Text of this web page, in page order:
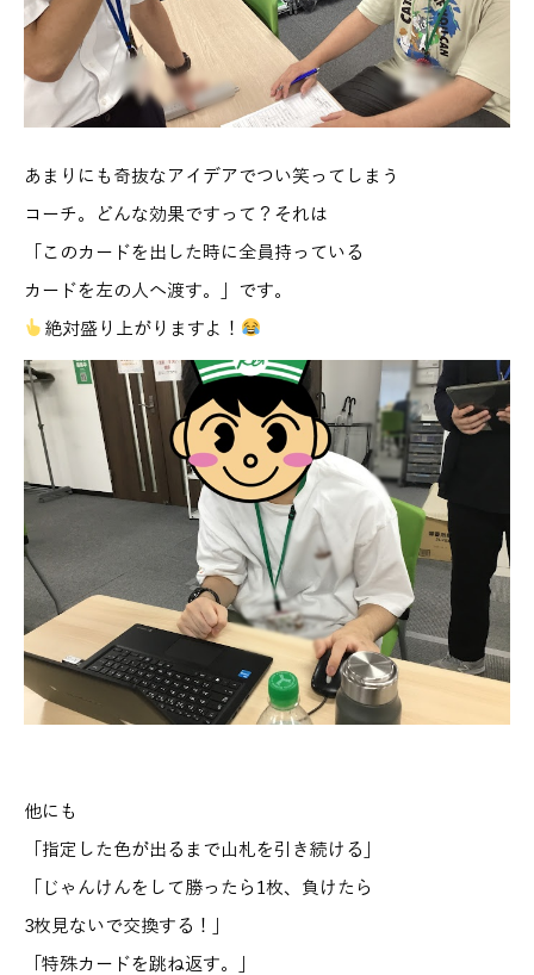
あまりにも奇抜なアイデアでつい笑ってしまう
コーチ。どんな効果ですって？それは
「このカードを出した時に全員持っている
カードを左の人へ渡す。」です。
絶対盛り上がりますよ！
他にも
「指定した色が出るまで山札を引き続ける」
「じゃんけんをして勝ったら1枚、負けたら
3枚見ないで交換する！」
「特殊カードを跳ね返す。」